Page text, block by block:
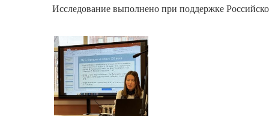
Исследование выполнено при поддержке